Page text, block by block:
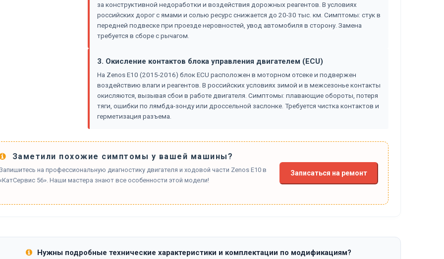
за конструктивной недоработки и воздействия дорожных реагентов. В условиях
российских дорог с ямами и солью ресурс снижается до 20-30 тыс. км. Симптомы: стук в
передней подвеске при проезде неровностей, увод автомобиля в сторону. Замена
требуется в сборе с рычагом.
3. Окисление контактов блока управления двигателем (ECU)
На Zenos E10 (2015-2016) блок ECU расположен в моторном отсеке и подвержен
воздействию влаги и реагентов. В российских условиях зимой и в межсезонье контакты
окисляются, вызывая сбои в работе двигателя. Симптомы: плавающие обороты, потеря
тяги, ошибки по лямбда-зонду или дроссельной заслонке. Требуется чистка контактов и
герметизация разъема.
Заметили похожие симптомы у вашей машины?
на профессиональную диагностику двигателя и ходовой части Zenos E10 в
56». Наши мастера знают все особенности этой модели!
Записаться на ремонт
Нужны подробные технические характеристики и комплектации по модификациям?